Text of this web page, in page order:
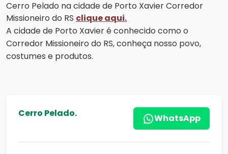
Cerro Pelado na cidade de Porto Xavier Corredor
Missioneiro do RS clique aqui.
A cidade de Porto Xavier é conhecido como o
Corredor Missioneiro do RS, conheça nosso povo,
costumes e produtos.
Cerro Pelado. WhatsApp